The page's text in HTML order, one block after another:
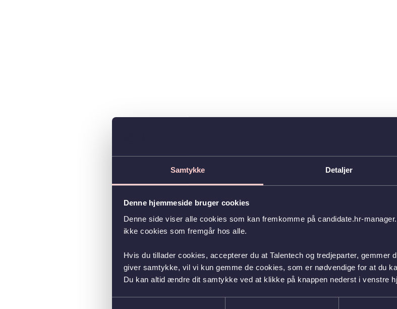
Samtykke Detaljer
Denne hjemmeside bruger cookies
Denne side viser alle cookies som kan fremkomme på candidate.hr-
ikke cookies som fremgår hos alle.
Hvis du tillader cookies, accepterer du at Talentech og tredjeparter,
giver samtykke, vil vi kun gemme de cookies, som er nødvendige for at du
Du kan altid ændre dit samtykke ved at klikke på knappen nederst i venstre